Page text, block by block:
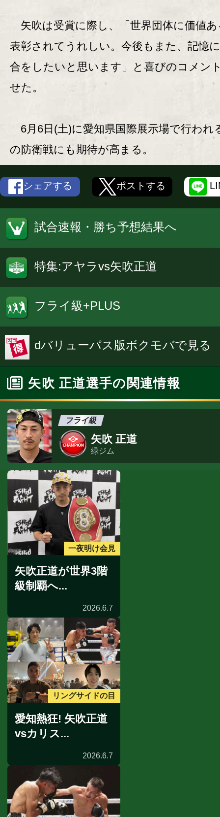
矢吹は受賞に際し、「世界団体に価値
表彰されてうれしい。今後もまた、記憶
合をしたいと思います」と喜びのコメン
せた。
6月6日(土)に愛知県国際展示場で行われ
の防衛戦にも期待が高まる。
シェアする ポストする
試合速報・勝ち予想結果へ
特集:アヤラvs矢吹正道
フライ級+PLUS
dバリューパス版ボクモバで見る
矢吹 正道選手の関連情報
フライ級
矢吹 正道
緑ジム
一夜明け会見
矢吹正道が世界3階
級制覇へ...
2026.6.7
リングサイドの目
愛知熱狂! 矢吹正道
vsカリス...
2026.6.7